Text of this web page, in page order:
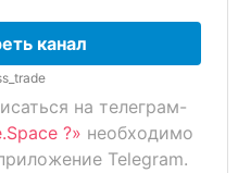
канал
на телеграм-
?» необходимо
Telegram.